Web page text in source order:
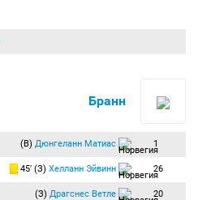
Бранн
(В) Дюнгеланн Матиас 1
45′ (З) Хелланн Эйвинн 26
(З) Драгснес Ветле 20